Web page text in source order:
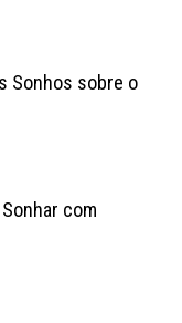
Sonhos sobre o
com